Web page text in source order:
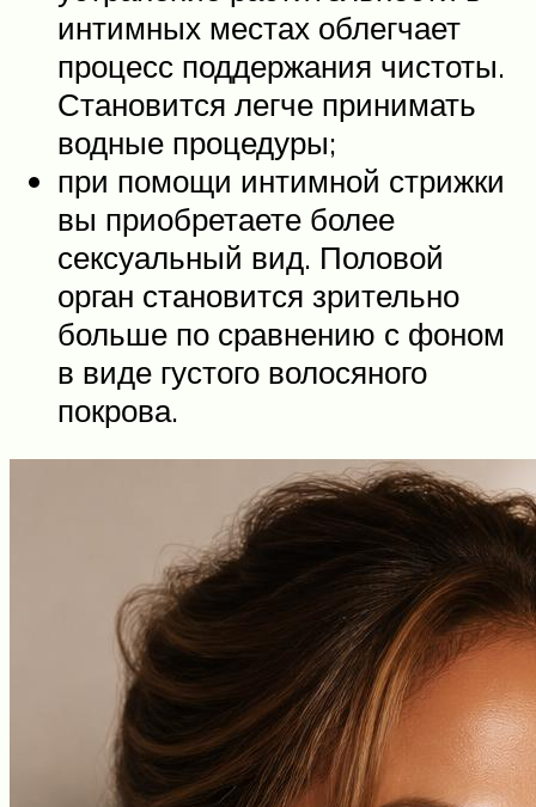
интимных местах облегчает
процесс поддержания чистоты.
Становится легче принимать
водные процедуры;
при помощи интимной стрижки
вы приобретаете более
сексуальный вид. Половой
орган становится зрительно
больше по сравнению с фоном
в виде густого волосяного
покрова.